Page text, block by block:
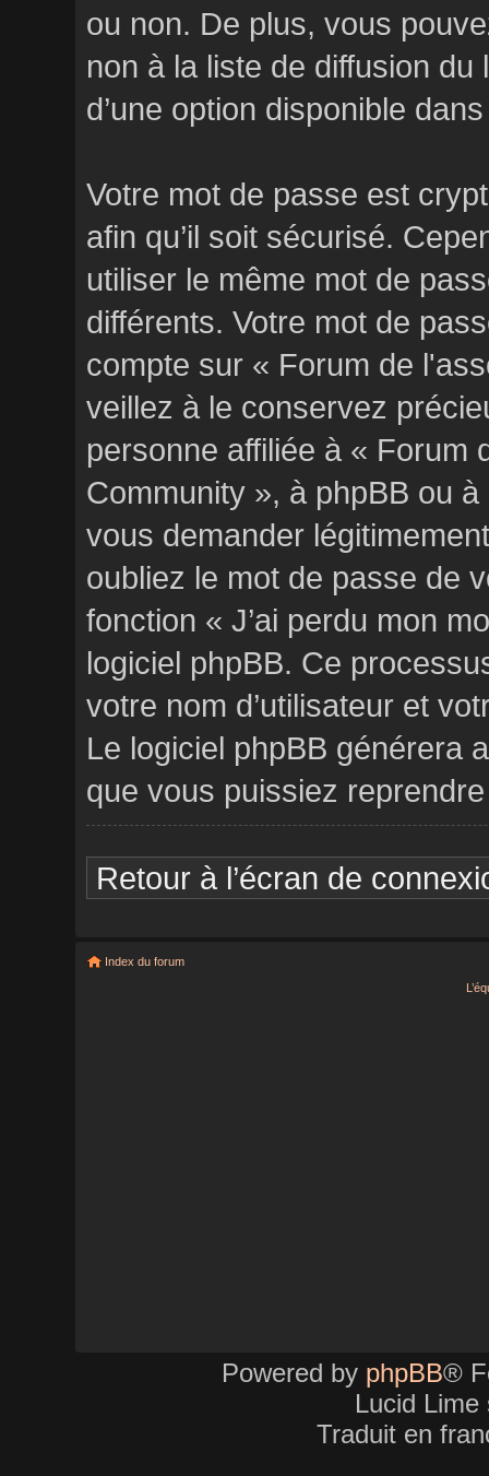
ou non. De plus, vous
non à la liste de diffusion du
d’une option disponible
Votre mot de passe est
afin qu’il soit sécurisé.
utiliser le même mot de
différents. Votre mot de
compte sur « Forum de
veillez à le conservez
personne affiliée à « Forum
Community », à phpBB ou
vous demander
oubliez le mot de passe de
fonction « J’ai perdu mon
logiciel phpBB. Ce
votre nom d’utilisateur et
Le logiciel phpBB générera
que vous puissiez
Retour à l’écran de
Index du forum
Powered by phpBB®
Lucid
Traduit en